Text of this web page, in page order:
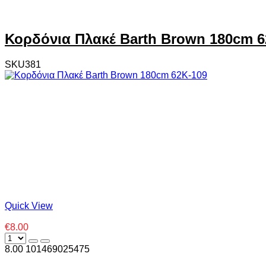
Κορδόνια Πλακέ Barth Brown 180cm
SKU381
Quick View
€8.00
8.00 101469025475